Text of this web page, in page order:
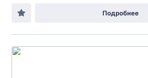
Подробнее